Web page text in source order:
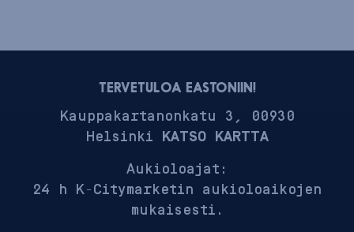
TERVETULOA EASTONIIN!
Kauppakartanonkatu 3, 00930
Helsinki KATSO KARTTA
Aukioloajat:
24 h K-Citymarketin aukioloaikojen
mukaisesti.